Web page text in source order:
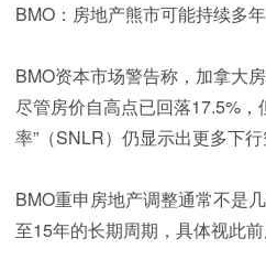
BMO：房地产熊市可能持续多年
BMO资本市场警告称，加拿大
尽管房价自高点已回落17.5%，
率”（SNLR）仍显示出更多下行
BMO重申房地产调整通常不是
至15年的长期周期，具体视此前